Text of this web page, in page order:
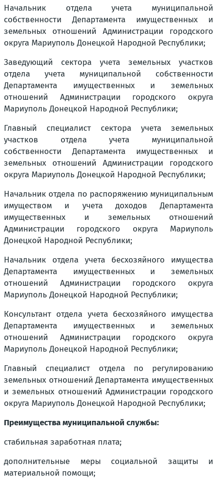
Начальник отдела учета муниципальной
собственности Департамента имущественных и
земельных отношений Администрации городского
округа Мариуполь Донецкой Народной Республики;
Заведующий сектора учета земельных участков
отдела учета муниципальной собственности
Департамента имущественных и земельных
отношений Администрации городского округа
Мариуполь Донецкой Народной Республики;
Главный специалист сектора учета земельных
участков отдела учета муниципальной
собственности Департамента имущественных и
земельных отношений Администрации городского
округа Мариуполь Донецкой Народной Республики;
Начальник отдела по распоряжению муниципальным
имуществом и учета доходов Департамента
имущественных и земельных отношений
Администрации городского округа Мариуполь
Донецкой Народной Республики;
Начальник отдела учета бесхозяйного имущества
Департамента имущественных и земельных
отношений Администрации городского округа
Мариуполь Донецкой Народной Республики;
Консультант отдела учета бесхозяйного имущества
Департамента имущественных и земельных
отношений Администрации городского округа
Мариуполь Донецкой Народной Республики;
Главный специалист отдела по регулированию
земельных отношений Департамента имущественных
и земельных отношений Администрации городского
округа Мариуполь Донецкой Народной Республики;
Преимущества муниципальной службы:
стабильная заработная плата;
дополнительные меры социальной защиты и
материальной помощи;